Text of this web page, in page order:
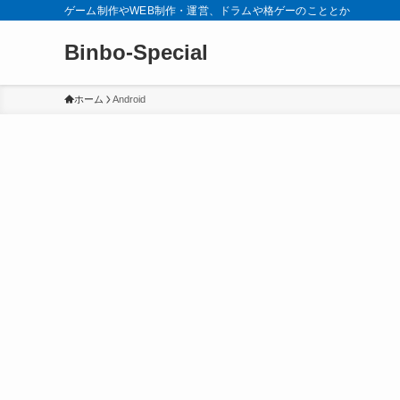
ゲーム制作やWEB制作・運営、ドラムや格ゲーのこととか
Binbo-Special
ホーム Android